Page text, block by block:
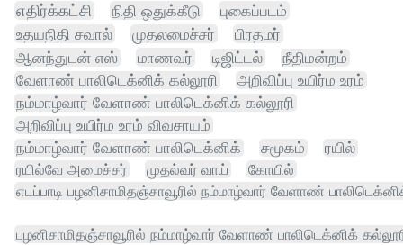
எதிர்க்கட்சி
நிதி ஒதுக்கீடு
புகைப்படம்
உதயநிதி சவால்
முதலமைச்சர்
பிரதமர்
ஆனந்துடன் எஸ்
மாணவர் டிஜிட்டல்
நீதிமன்றம்
வேளாண் பாலிடெக்னிக் கல்லூரி
அறிவிப்பு உயிர்ம உரம்
நம்மாழ்வார் வேளாண் பாலிடெக்னிக் கல்லூரி
அறிவிப்பு உயிர்ம உரம் விவசாயம்
நம்மாழ்வார் வேளாண் பாலிடெக்னிக்
சமூகம்
ரயில்
ரயில்வே அமைச்சர்
முதல்வர் வாய்
கோயில்
எடப்பாடி பழனிசாமிதஞ்சாவூரில் நம்மாழ்வார் வேளாண்
பழனிசாமிதஞ்சாவூரில் நம்மாழ்வார் வேளாண் பாலிடெக்னிக்